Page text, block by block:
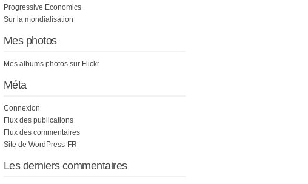
Progressive Economics
Sur la mondialisation
Mes photos
Mes albums photos sur Flickr
Méta
Connexion
Flux des publications
Flux des commentaires
Site de WordPress-FR
Les derniers commentaires